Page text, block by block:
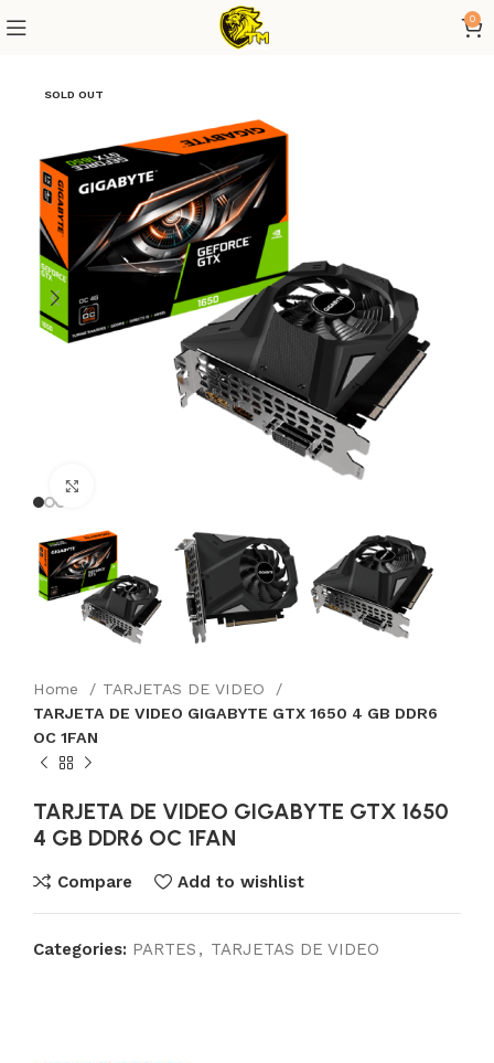
0
SOLD OUT
Home
TARJETAS DE VIDEO
TARJETA DE VIDEO GIGABYTE GTX 1650 4 GB DDR6
OC 1FAN
TARJETA DE VIDEO GIGABYTE GTX 1650
4 GB DDR6 OC 1FAN
Compare Add to wishlist
Categories: PARTES , TARJETAS DE VIDEO